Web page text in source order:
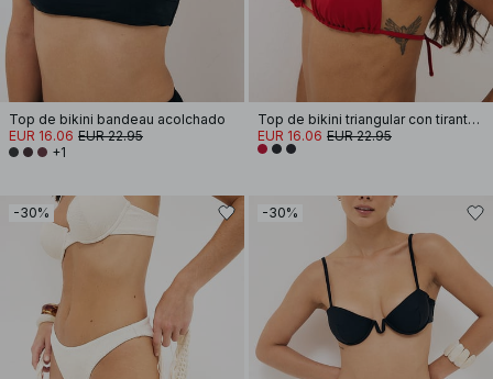
Top de bikini bandeau acolchado
EUR 16.06 EUR 22.95
+1
Top de bikini triangular con tirantes tipo spaghetti
EUR 16.06 EUR 22.95
-30% -30%